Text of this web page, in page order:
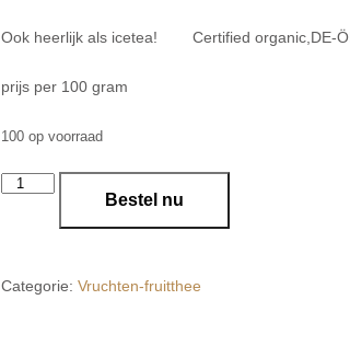
Ook heerlijk als icetea! Certified organic,DE-
prijs per 100 gram
100 op voorraad
14
Bestel nu
Categorie:Vruchten-fruitthee